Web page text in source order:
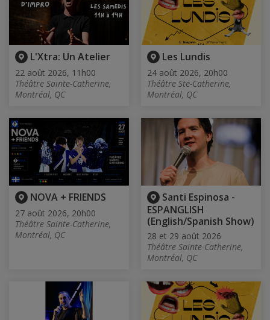
L'Xtra: Un Atelier
22 août 2026, 11h00
Théâtre Sainte-Catherine,
Montréal, QC
Les Lundis
24 août 2026, 20h00
Théâtre Ste-Catherine,
Montréal, QC
NOVA + FRIENDS
27 août 2026, 20h00
Théâtre Sainte-Catherine,
Montréal, QC
Santi Espinosa -
ESPANGLISH
(English/Spanish Show)
28 et 29 août 2026
Théâtre Sainte-Catherine,
Montréal, QC